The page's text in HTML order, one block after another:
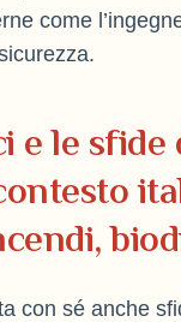
come
e le sfide
con sé anche